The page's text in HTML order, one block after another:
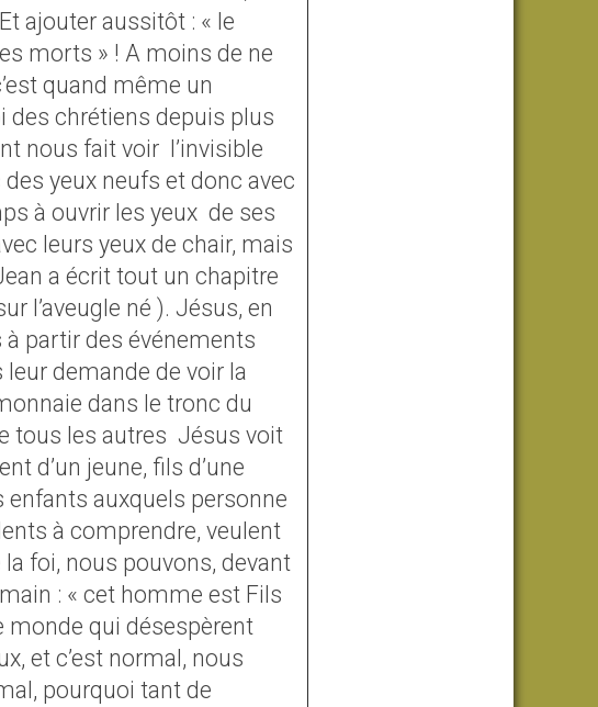
ajouter aussitôt : « le
morts » ! A moins de ne
quand même un
des chrétiens depuis plus
nous fait voir l’invisible
yeux neufs et donc avec
à ouvrir les yeux de ses
leurs yeux de chair, mais
a écrit tout un chapitre
l’aveugle né ). Jésus, en
partir des événements
demande de voir la
dans le tronc du
tous les autres Jésus voit
d’un jeune, fils d’une
enfants auxquels personne
à comprendre, veulent
foi, nous pouvons, devant
: « cet homme est Fils
monde qui désespèrent
et c’est normal, nous
pourquoi tant de